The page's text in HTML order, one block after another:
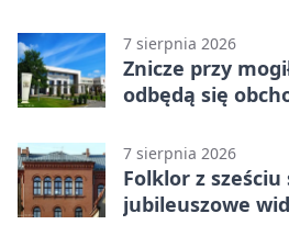
7 sierpnia 2026
Znicze przy
odbędą się
7 sierpnia 2026
Folklor z
jubileuszowe